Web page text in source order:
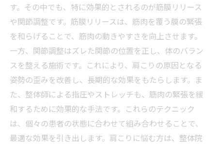
す。その中でも、特に効果的とされるのが筋膜リリース
や関節調整です。筋膜リリースは、筋肉を覆う膜の緊張
を和らげることで、筋肉の動きやすさを向上させます。
一方、関節調整はズレた関節の位置を正し、体のバラン
スを整える施術です。これにより、肩こりの原因となる
姿勢の歪みを改善し、長期的な効果をもたらします。ま
た、整体師による指圧やストレッチも、筋肉の緊張を緩
和するために効果的な手法です。これらのテクニック
は、個々の患者の状態に合わせて組み合わせることで、
最適な効果を引き出します。肩こりに悩む方は、整体院